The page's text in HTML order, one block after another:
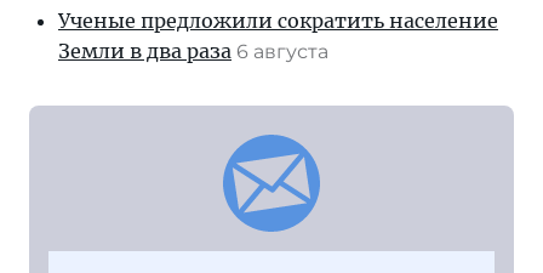
Ученые предложили сократить население
Земли в два раза 6 августа